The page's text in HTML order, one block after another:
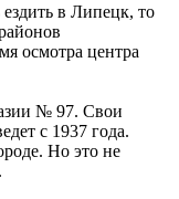
в Липецк, то
осмотра центра
№ 97. Свои
с 1937 года.
Но это не